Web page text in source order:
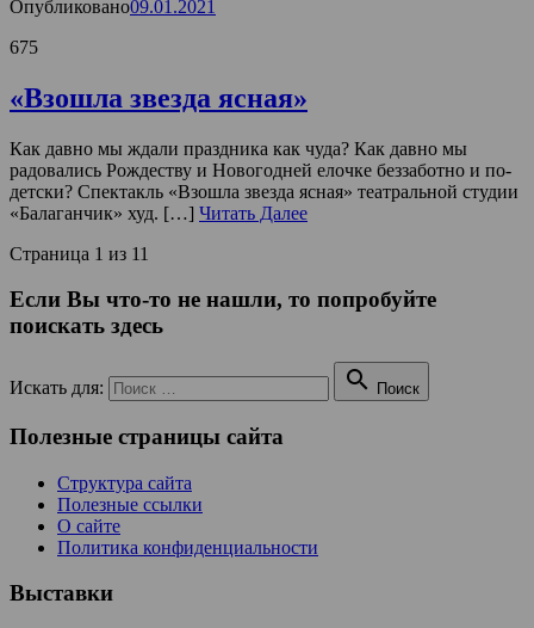
Опубликовано09.01.2021
675
«Взошла звезда ясная»
Как давно мы ждали праздника как чуда? Как давно мы
радовались Рождеству и Новогодней елочке беззаботно и по-
детски? Спектакль «Взошла звезда ясная» театральной студии
«Балаганчик» худ. […] Читать Далее
Страница 1 из 11
Если Вы что-то не нашли, то попробуйте
поискать здесь
Искать для:  Поиск
Полезные страницы сайта
Структура сайта
Полезные ссылки
О сайте
Политика конфиденциальности
Выставки